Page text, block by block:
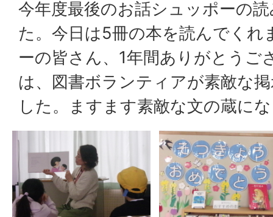
今年度最後のお話シュッポーの
た。今日は5冊の本を読んでくれ
ーの皆さん、1年間ありがとうご
は、図書ボランティアが素敵な
した。ますます素敵な文の蔵に